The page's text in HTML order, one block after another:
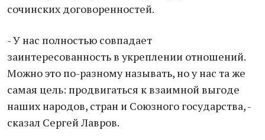
сочинских договоренностей.
- У нас полностью совпадает
заинтересованность в укреплении отношений.
Можно это по-разному называть, но у нас та же
самая цель: продвигаться к взаимной выгоде
наших народов, стран и Союзного государства, -
сказал Сергей Лавров.